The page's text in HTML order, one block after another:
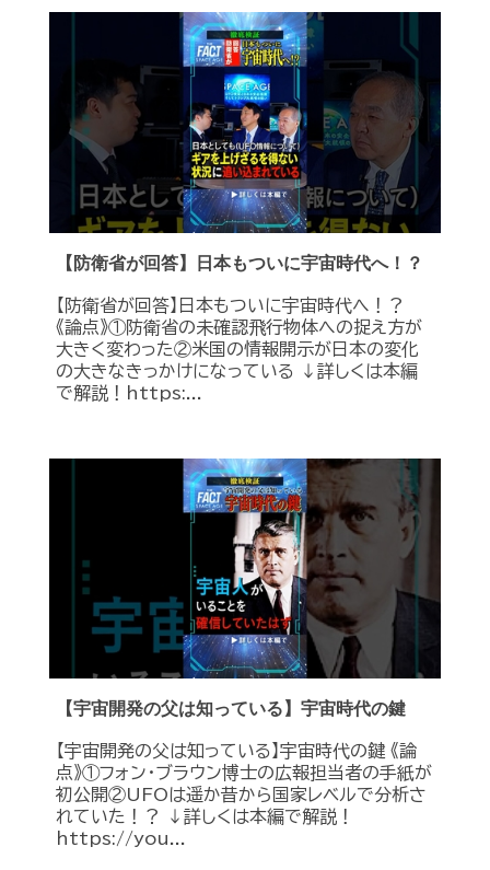
【防衛省が回答】日本もついに宇宙時代へ！？
【防衛省が回答】日本もついに宇宙時代へ！？
《論点》①防衛省の未確認飛行物体への捉え方が
大きく変わった②米国の情報開示が日本の変化
の大きなきっかけになっている ↓詳しくは本編
で解説！https:...
【宇宙開発の父は知っている】宇宙時代の鍵
【宇宙開発の父は知っている】宇宙時代の鍵 《論
点》①フォン・ブラウン博士の広報担当者の手紙が
初公開②UFOは遥か昔から国家レベルで分析さ
れていた！？ ↓詳しくは本編で解説！
https://you...